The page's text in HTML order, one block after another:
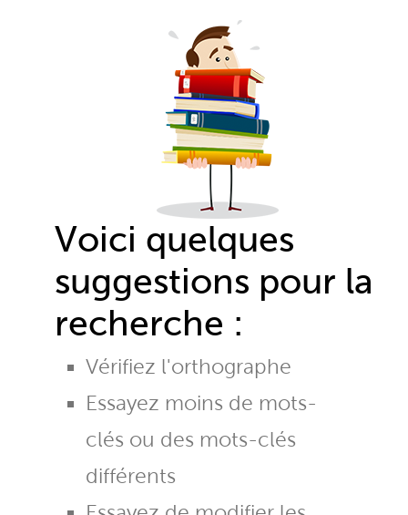
Voici quelques
suggestions pour la
recherche :
Vérifiez l'orthographe
Essayez moins de mots-
clés ou des mots-clés
différents